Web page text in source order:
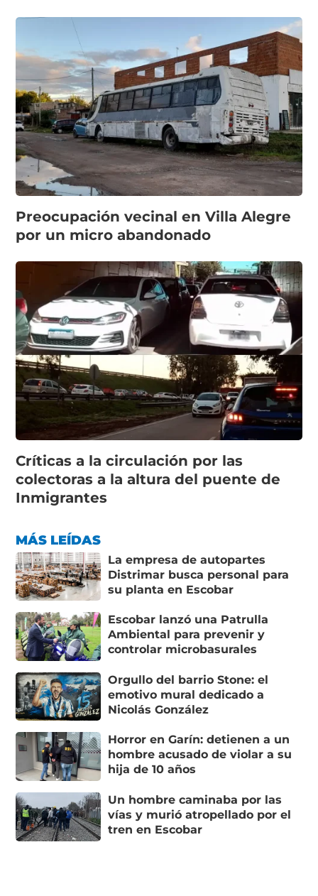
Preocupación vecinal en Villa Alegre
por un micro abandonado
Críticas a la circulación por las
colectoras a la altura del puente de
Inmigrantes
MÁS LEÍDAS
La empresa de autopartes
Distrimar busca personal para
su planta en Escobar
Escobar lanzó una Patrulla
Ambiental para prevenir y
controlar microbasurales
Orgullo del barrio Stone: el
emotivo mural dedicado a
Nicolás González
Horror en Garín: detienen a un
hombre acusado de violar a su
hija de 10 años
Un hombre caminaba por las
vías y murió atropellado por el
tren en Escobar